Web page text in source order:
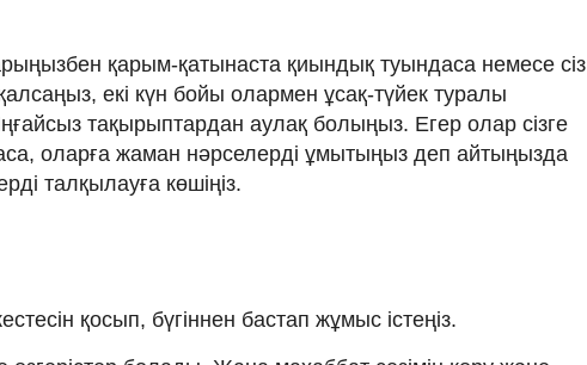
қарым-қатынаста қиындық туындаса немесе сіз
екі күн бойы олармен ұсақ-түйек туралы
тақырыптардан аулақ болыңыз. Егер олар сізге
оларға жаман нәрселерді ұмытыңыз деп айтыңызда
талқылауға көшіңіз.
қосып, бүгіннен бастап жұмыс істеңіз.